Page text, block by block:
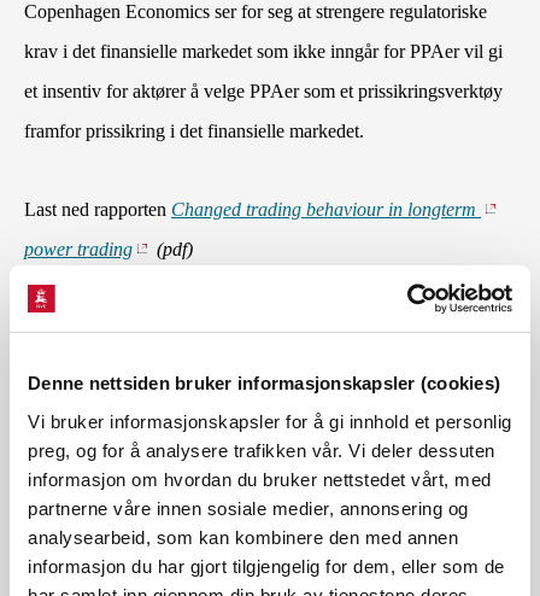
Denne nettsiden bruker informasjonskapsler (cookies)
Vi bruker informasjonskapsler for å gi innhold et personlig
preg, og for å analysere trafikken vår. Vi deler dessuten
informasjon om hvordan du bruker nettstedet vårt, med
partnerne våre innen sosiale medier, annonsering og
analysearbeid, som kan kombinere den med annen
informasjon du har gjort tilgjengelig for dem, eller som de
Copenhagen Economics ser for seg at strengere regulatoriske
krav i det finansielle markedet som ikke inngår for PPAer vil gi
et insentiv for aktører å velge PPAer som et prissikringsverktøy
framfor prissikring i det finansielle markedet.
Last ned rapporten Changed trading behaviour in longterm
power trading
(pdf)
e-post: mhjk@nve.no